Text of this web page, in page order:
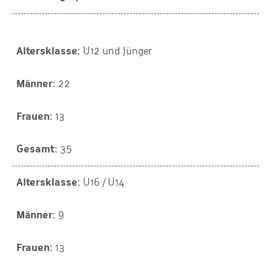
U12 und Jünger
22
13
35
U16 / U14
9
13